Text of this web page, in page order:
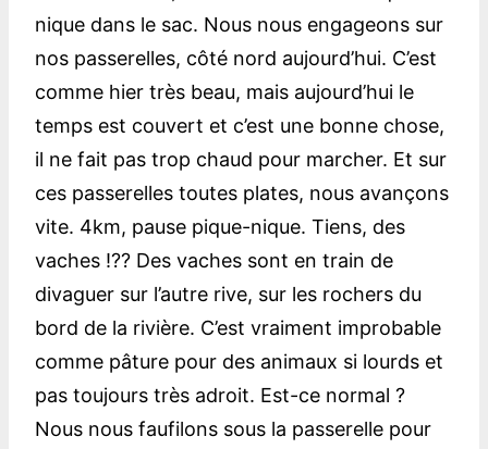
nique dans le sac. Nous nous engageons sur
nos passerelles, côté nord aujourd’hui. C’est
comme hier très beau, mais aujourd’hui le
temps est couvert et c’est une bonne chose,
il ne fait pas trop chaud pour marcher. Et sur
ces passerelles toutes plates, nous avançons
vite. 4km, pause pique-nique. Tiens, des
vaches !?? Des vaches sont en train de
divaguer sur l’autre rive, sur les rochers du
bord de la rivière. C’est vraiment improbable
comme pâture pour des animaux si lourds et
pas toujours très adroit. Est-ce normal ?
Nous nous faufilons sous la passerelle pour